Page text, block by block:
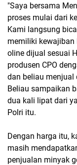
"Saya bersama
proses mulai dari
Kami langsung
memiliki kewajiban
oline dijual sesuai
produsen CPO
dan beliau menjual
Beliau sampaikan
dua kali lipat dari
Polri itu.
Dengan harga itu,
masih
penjualan minyak